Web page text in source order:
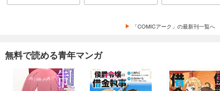
「COMICアーク」の最新刊一覧へ
無料で読める青年マンガ